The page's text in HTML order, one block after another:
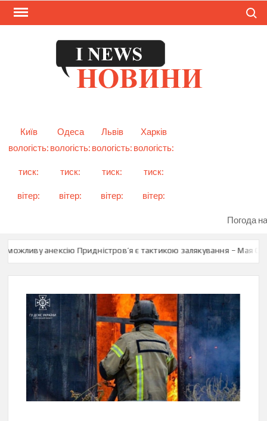
Skip
Київ
Одеса Львів
Харків
вологість:
тиск:
вітер:
вологість:
тиск:
вітер:
вологість:
тиск:
вітер:
вологість:
тиск:
вітер:
Погода
анексію Придністров’я є тактикою залякування – Мая